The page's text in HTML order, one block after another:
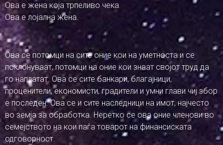
Ова е жена која трпеливо чека.
Ова е лојална жена.
Ова се потомци на сите оние кои на уметноста и се
поклонуваат, потомци на оние кои знаат својот труд да
го наплатат. Ова се сите банкари, благајници,
проценители, економисти, градители и умни глави чиј збор
е последен. Ова се и сите наследници на имот, најчесто
во земја за обработка. Неретко се ова оние членови во
семејството на кои паѓа товарот на финансиската
одговорност.